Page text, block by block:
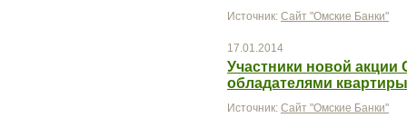
Источник: Сайт "Омские Банки"
17.01.2014
Участники новой акции
обладателями
Источник: Сайт "Омские Банки"